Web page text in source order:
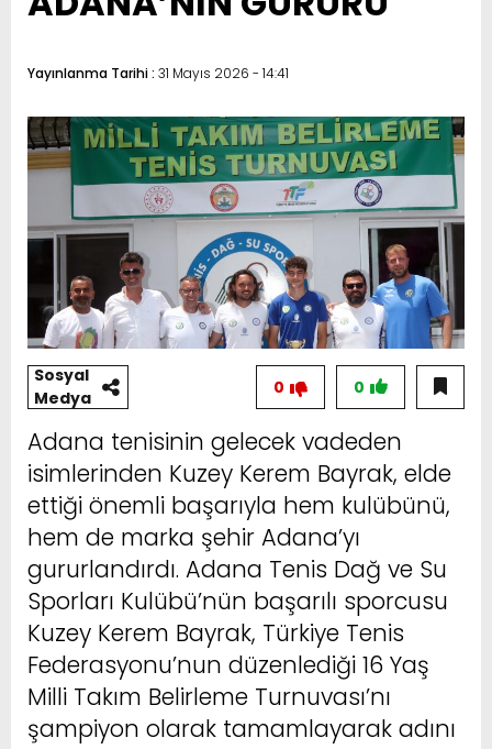
Yayınlanma Tarihi : 31 Mayıs 2026 - 14:41
Sosyal
Medya
0
0
Adana tenisinin gelecek vadeden
isimlerinden Kuzey Kerem Bayrak, elde
ettiği önemli başarıyla hem kulübünü,
hem de marka şehir Adana’yı
gururlandırdı. Adana Tenis Dağ ve Su
Sporları Kulübü’nün başarılı sporcusu
Kuzey Kerem Bayrak, Türkiye Tenis
Federasyonu’nun düzenlediği 16 Yaş
Milli Takım Belirleme Turnuvası’nı
şampiyon olarak tamamlayarak adını